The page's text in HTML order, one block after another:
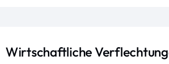
Wirtschaftliche